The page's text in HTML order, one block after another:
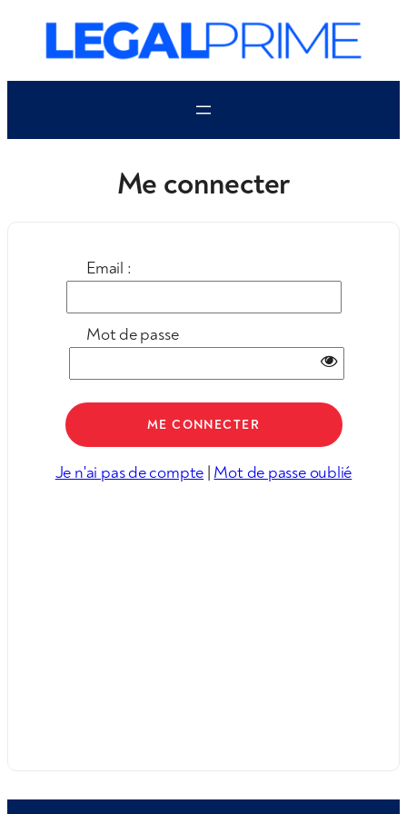
contenu
Me connecter
Email :
Mot de passe
Je n'ai pas de compte | Mot de passe oublié